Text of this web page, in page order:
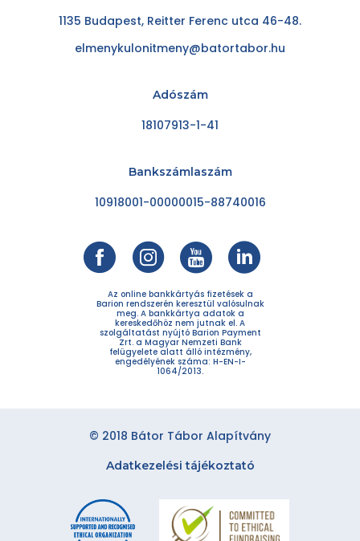
1135 Budapest, Reitter Ferenc utca 46-48.
elmenykulonitmeny@batortabor.hu
Adószám
18107913-1-41
Bankszámlaszám
10918001-00000015-88740016
Az online bankkártyás fizetések a
Barion rendszerén keresztül valósulnak
meg. A bankkártya adatok a
kereskedőhöz nem jutnak el. A
szolgáltatást nyújtó Barion Payment
Zrt. a Magyar Nemzeti Bank
felügyelete alatt álló intézmény,
engedélyének száma: H-EN-I-
1064/2013.
© 2018 Bátor Tábor Alapítvány
Adatkezelési tájékoztató